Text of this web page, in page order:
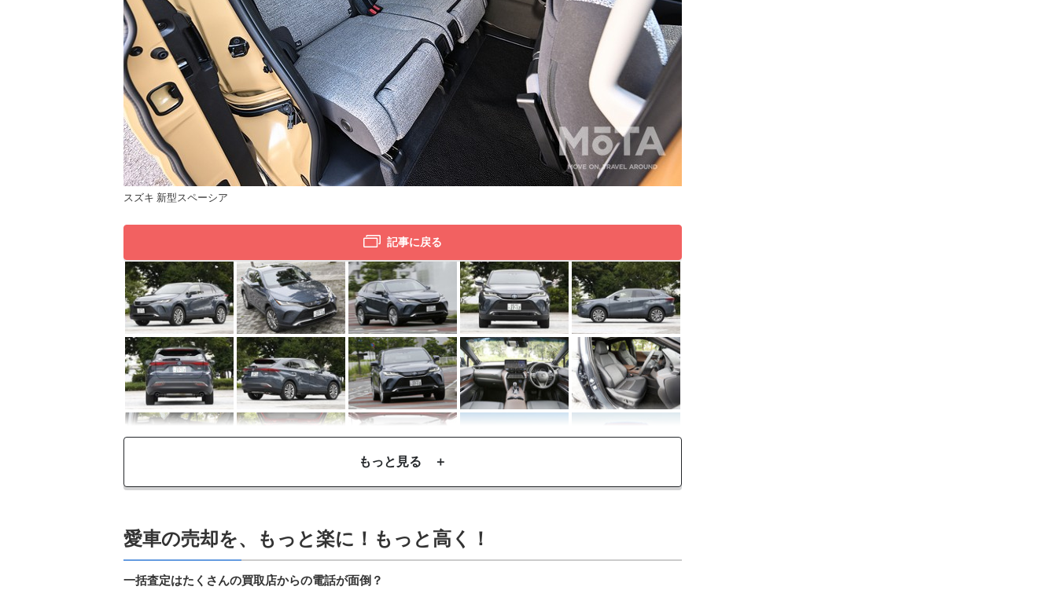
スズキ 新型スペーシア
記事に戻る
もっと見る ＋
愛車の売却を、もっと楽に！もっと高く！
一括査定はたくさんの買取店からの電話が面倒？